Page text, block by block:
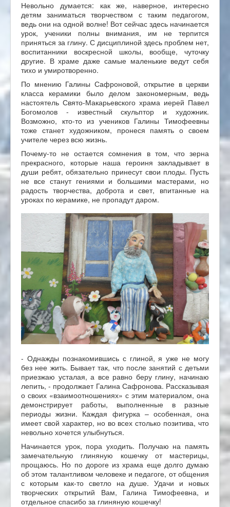
Невольно думается: как же, наверное, интересно
детям заниматься творчеством с таким педагогом,
ведь они на одной волне! Вот сейчас здесь начинается
урок, ученики полны внимания, им не терпится
приняться за глину. С дисциплиной здесь проблем нет,
воспитанники воскресной школы, вообще, чуточку
другие. В храме даже самые маленькие ведут себя
тихо и умиротворенно.
По мнению Галины Сафроновой, открытие в церкви
класса керамики было делом закономерным, ведь
настоятель Свято-Макарьевского храма иерей Павел
Богомолов - известный скульптор и художник.
Возможно, кто-то из учеников Галины Тимофеевны
тоже станет художником, пронеся память о своем
учителе через всю жизнь.
Почему-то не остается сомнения в том, что зерна
прекрасного, которые наша героиня закладывает в
души ребят, обязательно принесут свои плоды. Пусть
не все станут гениями и большими мастерами, но
радость творчества, доброта и свет, впитанные на
уроках по керамике, не пропадут даром.
- Однажды познакомившись с глиной, я уже не могу
без нее жить. Бывает так, что после занятий с детьми
приезжаю усталая, а все равно беру глину, начинаю
лепить, - продолжает Галина Сафронова. Рассказывая
о своих «взаимоотношениях» с этим материалом, она
демонстрирует работы, выполненные в разные
периоды жизни. Каждая фигурка – особенная, она
имеет свой характер, но во всех столько позитива, что
невольно хочется улыбнуться.
Начинается урок, пора уходить. Получаю на память
замечательную глиняную кошечку от мастерицы,
прощаюсь. Но по дороге из храма еще долго думаю
об этом талантливом человеке и педагоге, от общения
с которым как-то светло на душе. Удачи и новых
творческих открытий Вам, Галина Тимофеевна, и
отдельное спасибо за глиняную кошечку!